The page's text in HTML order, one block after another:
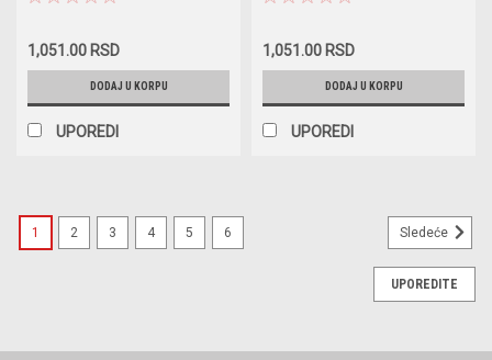
1,051.00 RSD
DODAJ U KORPU
UPOREDI
1,051.00 RSD
DODAJ U KORPU
UPOREDI
1 2 3 4 5 6 Sledeće
UPOREDITE